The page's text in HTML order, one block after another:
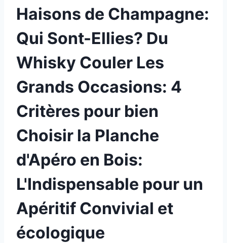
Haisons de Champagne:
Qui Sont-Ellies? Du
Whisky Couler Les
Grands Occasions: 4
Critères pour bien
Choisir la Planche
d'Apéro en Bois:
L'Indispensable pour un
Apéritif Convivial et
écologique